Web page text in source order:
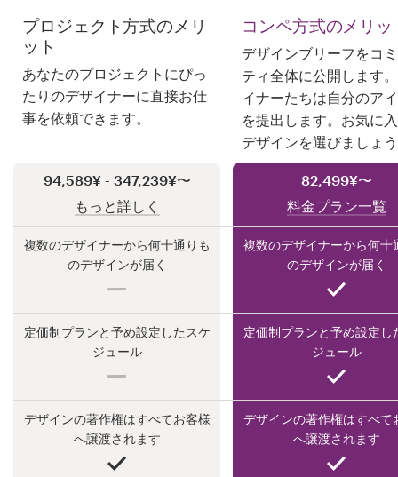
プロジェクト方式のメリ
ット
あなたのプロジェクトにぴっ
たりのデザイナーに直接お仕
事を依頼できます。
コンペ方式のメリッ
デザインブリーフをコ
ティ全体に公開します
イナーたちは自分のア
を提出します。お気に
デザインを選びましょ
94,589¥ - 347,239¥〜
もっと詳しく
82,499¥〜
料金プラン一覧
複数のデザイナーから何十通りも
のデザインが届く
複数のデザイナーから何十
のデザインが届く
定価制プランと予め設定したスケ
ジュール
定価制プランと予め設定し
ジュール
デザインの著作権はすべてお客様
へ譲渡されます
デザインの著作権はすべて
へ譲渡されます
Webデザイン
ブランドガイドライン
サ
ポ